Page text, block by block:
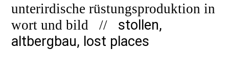
unterirdische rüstungsproduktion in
wort und bild // stollen,
altbergbau, lost places